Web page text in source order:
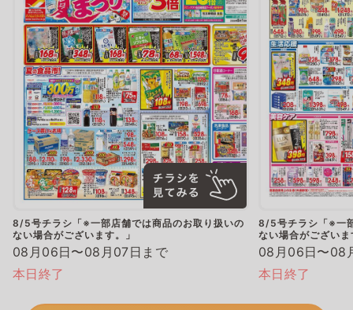
8/5号チラシ「※一部店舗では商品のお取り扱いの
ない場合がございます。」
08月06日〜08月07日まで
本日終了
8/5号チラシ「※一
ない場合がございま
08月06日〜08
本日終了